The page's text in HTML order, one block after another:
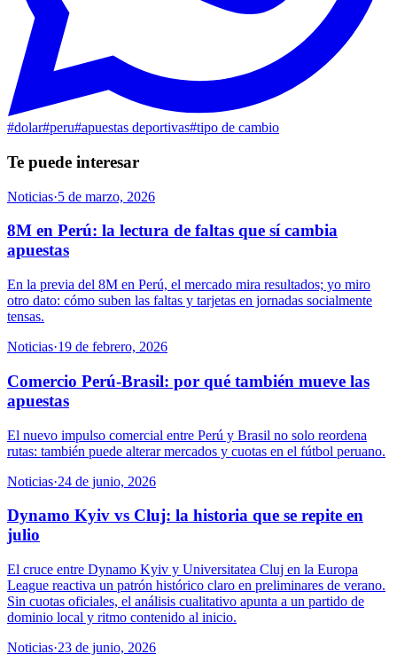
#dolar#peru#apuestas deportivas#tipo de cambio
Te puede interesar
Noticias·5 de marzo, 2026
8M en Perú: la lectura de faltas que sí cambia
apuestas
En la previa del 8M en Perú, el mercado mira resultados; yo miro
otro dato: cómo suben las faltas y tarjetas en jornadas socialmente
tensas.
Noticias·19 de febrero, 2026
Comercio Perú-Brasil: por qué también mueve las
apuestas
El nuevo impulso comercial entre Perú y Brasil no solo reordena
rutas: también puede alterar mercados y cuotas en el fútbol peruano.
Noticias·24 de junio, 2026
Dynamo Kyiv vs Cluj: la historia que se repite en
julio
El cruce entre Dynamo Kyiv y Universitatea Cluj en la Europa
League reactiva un patrón histórico claro en preliminares de verano.
Sin cuotas oficiales, el análisis cualitativo apunta a un partido de
dominio local y ritmo contenido al inicio.
Noticias·23 de junio, 2026